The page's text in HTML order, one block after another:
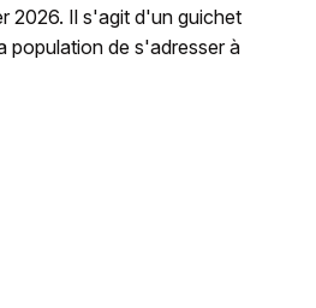
2026. Il s'agit d'un guichet
population de s'adresser à